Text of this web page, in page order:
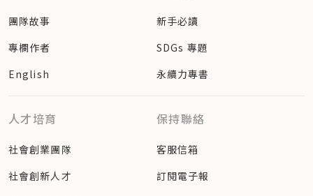
團隊故事
專欄作者
English
新手必讀
SDGs 專題
永續力專書
人才培育
社會創業團隊
社會創新人才
保持聯絡
客服信箱
訂閱電子報